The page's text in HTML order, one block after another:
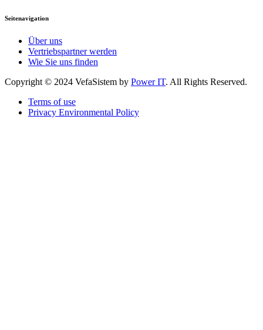
Seitenavigation
Über uns
Vertriebspartner werden
Wie Sie uns finden
Copyright © 2024 VefaSistem by Power IT. All Rights Reserved.
Terms of use
Privacy Environmental Policy